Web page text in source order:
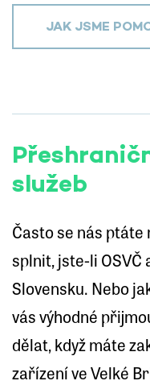
JAK JSME
služeb
Často se nás ptáte
splnit, jste-li OSVČ
Slovensku. Nebo
vás výhodné
dělat, když máte
zařízení ve Velké